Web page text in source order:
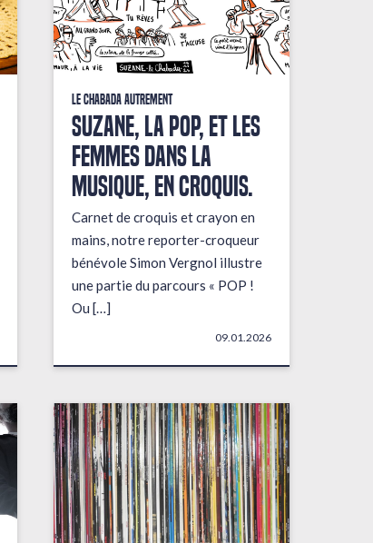
Le Chabada autrement
Suzane, la pop, et les
femmes dans la
musique, en croquis.
Carnet de croquis et crayon en
mains, notre reporter-croqueur
bénévole Simon Vergnol illustre
une partie du parcours « POP !
Ou […]
09.01.2026